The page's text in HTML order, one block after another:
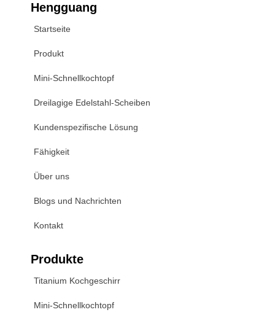
Hengguang
Startseite
Produkt
Mini-Schnellkochtopf
Dreilagige Edelstahl-Scheiben
Kundenspezifische Lösung
Fähigkeit
Über uns
Blogs und Nachrichten
Kontakt
Produkte
Titanium Kochgeschirr
Mini-Schnellkochtopf